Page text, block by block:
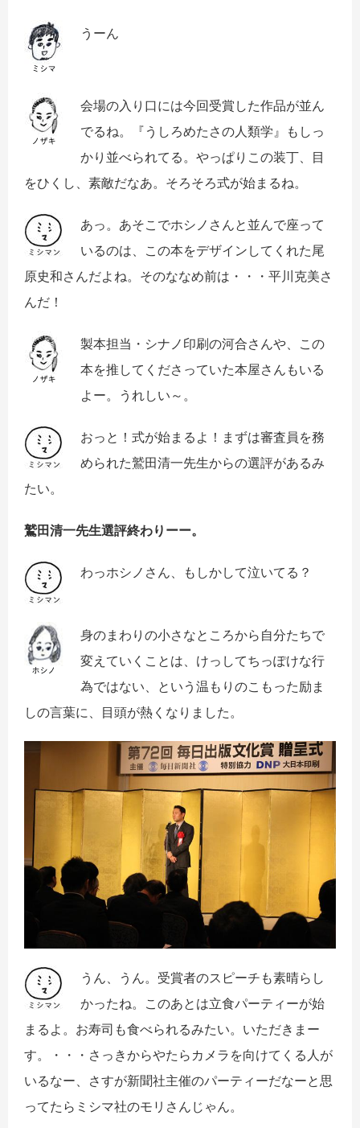
うーん
会場の入り口には今回受賞した作品が並ん
でるね。『うしろめたさの人類学』もしっ
かり並べられてる。やっぱりこの装丁、目
をひくし、素敵だなあ。そろそろ式が始まるね。
あっ。あそこでホシノさんと並んで座って
いるのは、この本をデザインしてくれた尾
原史和さんだよね。そのななめ前は・・・平川克美さ
んだ！
製本担当・シナノ印刷の河合さんや、この
本を推してくださっていた本屋さんもいる
よー。うれしい～。
おっと！式が始まるよ！まずは審査員を務
められた鷲田清一先生からの選評があるみ
たい。
鷲田清一先生選評終わりーー。
わっホシノさん、もしかして泣いてる？
身のまわりの小さなところから自分たちで
変えていくことは、けっしてちっぽけな行
為ではない、という温もりのこもった励ま
しの言葉に、目頭が熱くなりました。
うん、うん。受賞者のスピーチも素晴らし
かったね。このあとは立食パーティーが始
まるよ。お寿司も食べられるみたい。いただきまー
す。・・・さっきからやたらカメラを向けてくる人が
いるなー、さすが新聞社主催のパーティーだなーと思
ってたらミシマ社のモリさんじゃん。